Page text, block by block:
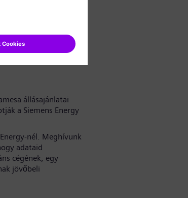
állásajánlatai
a Siemens Energy
nél. Meghívunk
adataid
cégének, egy
jövőbeli